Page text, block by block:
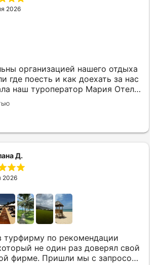
2026
организацией нашего отдыха
где поесть и как доехать за нас
наш туроператор Мария Отель
жили находится в тихом месте
большое количество
и мест где можно
Д.
2026
турфирму по рекомендации
не один раз доверял свой
фирме. Пришли мы с запросом